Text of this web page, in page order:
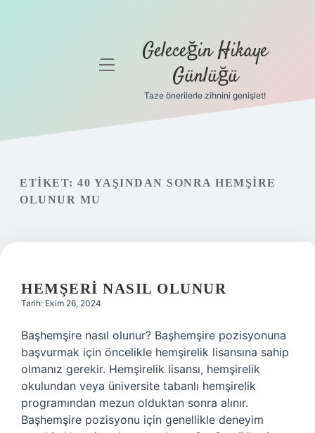
Gizlilik
Yasal Uyarı
menüyü Geleceğin Hikaye
Günlüğü
Taze önerilerle zihnini genişlet!
ETIKET: 40 YAŞINDAN SONRA HEMŞIRE
OLUNUR MU
HEMŞERI NASIL OLUNUR
Tarih: Ekim 26, 2024
Başhemşire nasıl olunur? Başhemşire pozisyonuna
başvurmak için öncelikle hemşirelik lisansına sahip
olmanız gerekir. Hemşirelik lisansı, hemşirelik
okulundan veya üniversite tabanlı hemşirelik
programından mezun olduktan sonra alınır.
Başhemşire pozisyonu için genellikle deneyim